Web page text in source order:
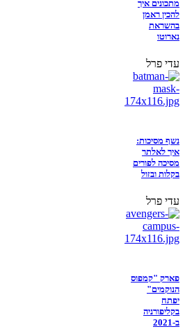
מתכונים איך
להכין ראמן
בהשראת
נארוטו
עדי פרל
נשף מסיכות:
איך לאלתר
מסיכה לפורים
בקלות ובזול
עדי פרל
פארק "קמפוס
הנוקמים"
יפתח
בקליפורניה
ב-2021